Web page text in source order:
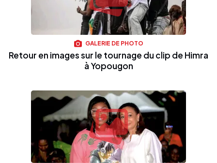
GALERIE DE PHOTO
Retour en images sur le tournage du clip de Himra
à Yopougon